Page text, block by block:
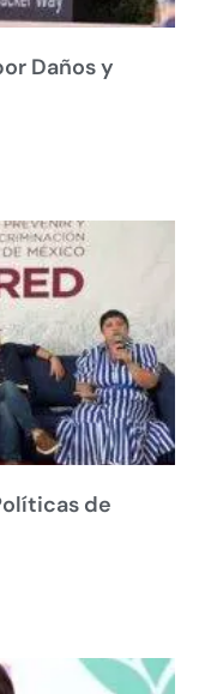
Daños y
de